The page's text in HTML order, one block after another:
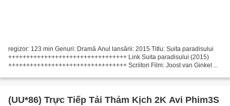
regizor: 123 min Genuri: Dramă Anul lansării: 2015 Titlu: Suita paradisului
+++++++++++++++++++++++++++++++++ Link Suita paradisului (2015)
+++++++++++++++++++++++++++++++++ Scriitori Film: Joost van Ginkel
(UU*86) Trực Tiếp Tải Thảm Kịch 2K Avi Phim3S